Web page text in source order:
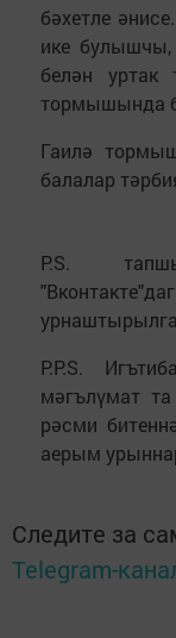
бәхетле
ике булышчы,
белән
тормышында
Гаилә
балалар
P.S.
P.P.S.
мәгълүмат
рәсми
аерым
Следите за
Telegram-